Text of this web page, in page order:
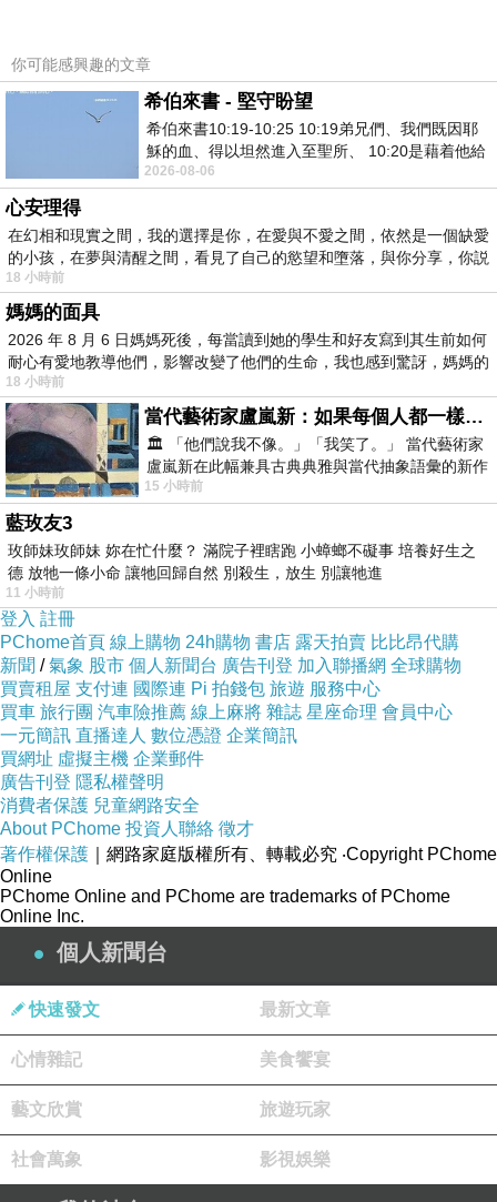
輕透飄逸的雪紡面料，無袖的款式配上條紋的結
合，碰撞出清新的女孩感
只要輕鬆加上重點配件手拿包或是手鍊就能立刻
出門囉
你可能感興趣的文章
希伯來書 - 堅守盼望
希伯來書10:19-10:25 10:19弟兄們、我們既因耶
穌的血、得以坦然進入至聖所、 10:20是藉着他給
我們開了一條又新又活的路從幔子經過
2026-08-06
心安理得
在幻相和現實之間，我的選擇是你，在愛與不愛之間，依然是一個缺愛
的小孩，在夢與清醒之間，看見了自己的慾望和墮落，與你分享，你説
18 小時前
媽媽的面具
2026 年 8 月 6 日媽媽死後，每當讀到她的學生和好友寫到其生前如何
耐心有愛地教導他們，影響改變了他們的生命，我也感到驚訝，媽媽的
18 小時前
當代藝術家盧嵐新：如果每個人都一樣，這世界該有多無聊？
🏛️ 「他們說我不像。」「我笑了。」 當代藝術家
盧嵐新在此幅兼具古典典雅與當代抽象語彙的新作
中，以沈靜的藍色空間為背景，描繪了
15 小時前
藍玫友3
玫師妹玫師妹 妳在忙什麼？ 滿院子裡瞎跑 小蟑螂不礙事 培養好生之
德 放牠一條小命 讓牠回歸自然 別殺生，放生 別讓牠進
11 小時前
登入 註冊
PChome首頁 線上購物 24h購物 書店 露天拍賣 比比昂代購
新聞 /氣象 股市 個人新聞台 廣告刊登 加入聯播網 全球購物
買賣租屋 支付連 國際連 Pi 拍錢包 旅遊 服務中心
買車 旅行團 汽車險推薦 線上麻將 雜誌 星座命理 會員中心
一元簡訊 直播達人 數位憑證 企業簡訊
買網址 虛擬主機 企業郵件
廣告刊登 隱私權聲明
消費者保護 兒童網路安全
About PChome 投資人聯絡 徵才
著作權保護 ｜網路家庭版權所有、轉載必究 ‧Copyright PChome
Online
PChome Online and PChome are trademarks of PChome
Online Inc.
個人新聞台
快速發文 最新文章
心情雜記 美食饗宴
藝文欣賞 旅遊玩家
社會萬象 影視娛樂